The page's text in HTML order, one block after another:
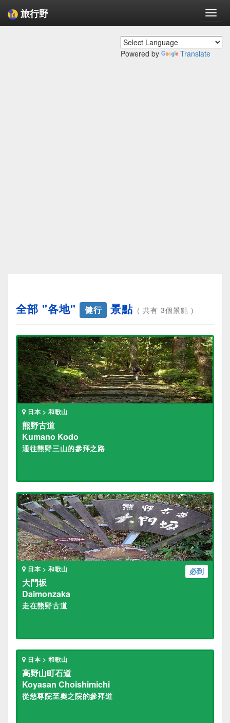
旅行野
Powered by Translate
全部 "各地" 健行 景點 ( 共有 3個景點 )
日本 > 和歌山
熊野古道
Kumano Kodo
通往熊野三山的參拜之路
必到
日本 > 和歌山
大門坂
Daimonzaka
走在熊野古道
日本 > 和歌山
高野山町石道
Koyasan Choishimichi
從慈尊院至奧之院的參拜道